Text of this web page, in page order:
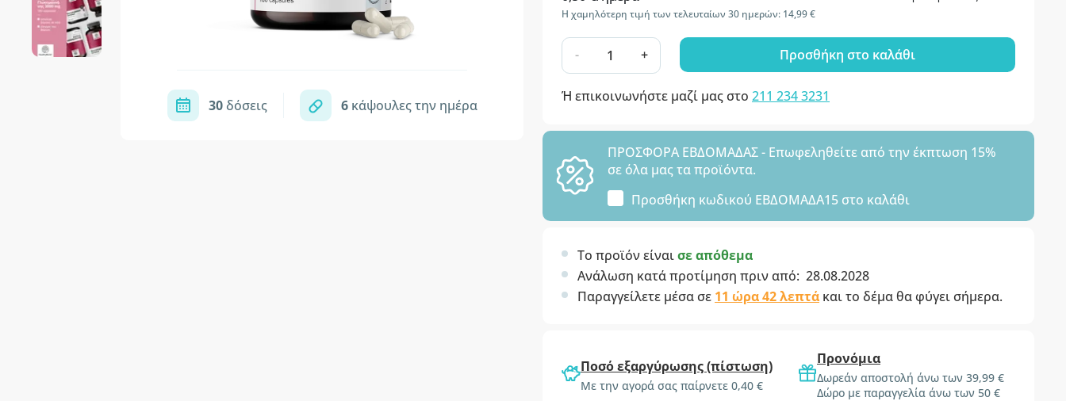
30δόσεις 6κάψουλες την ημέρα
Η χαμηλότερη τιμή των τελευταίων 30 ημερών: 14,99 €
- + Προσθήκη στο καλάθι
Ή επικοινωνήστε μαζί μας στο 211 234 3231
ΠΡΟΣΦΟΡΑ ΕΒΔΟΜΑΔΑΣ - Επωφεληθείτε από την έκπτωση 15%
σε όλα μας τα προϊόντα.
Προσθήκη κωδικού ΕΒΔΟΜΑΔΑ15 στο καλάθι
Το προϊόν είναισε απόθεμα
Ανάλωση κατά προτίμηση πριν από: 28.08.2028
Παραγγείλετε μέσα σε 11 ώρα 42 λεπτά και το δέμα θα φύγει σήμερα.
Ποσό εξαργύρωσης (πίστωση)
Με την αγορά σας παίρνετε 0,40 €
Προνόμια
Δωρεάν αποστολή άνω των 39,99 €
Δώρο με παραγγελία άνω των 50 €